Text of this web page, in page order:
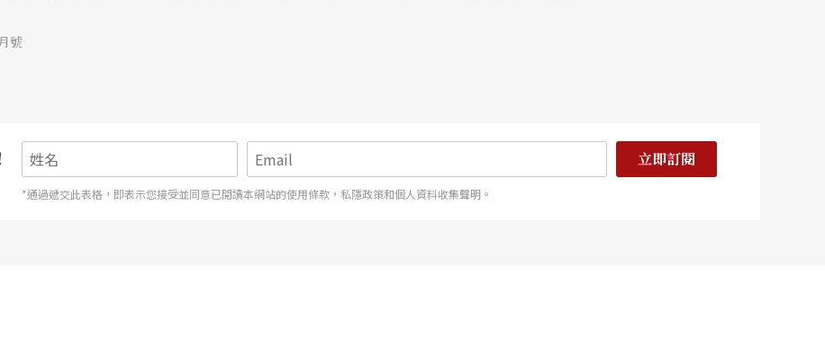
號
立即訂閱
*通過遞交此表格，即表示您接受並同意已閱讀本網站的使用條款，私隱政策和個人資料收集聲明。